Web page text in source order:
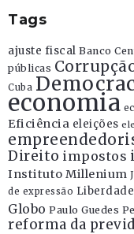
Tags
ajuste fiscal Banco
públicas
Cuba
economia
Eficiência eleições
Direito impostos
Instituto Millenium
de expressão
Globo Paulo Guedes
reforma da